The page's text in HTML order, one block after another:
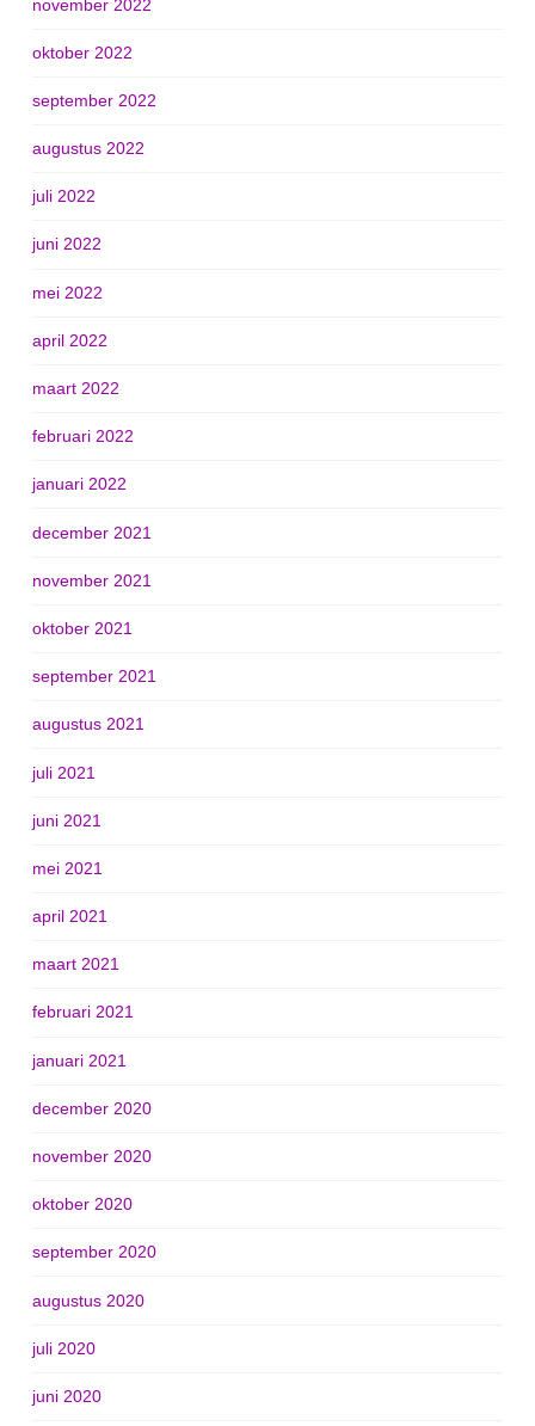
november 2022
oktober 2022
september 2022
augustus 2022
juli 2022
juni 2022
mei 2022
april 2022
maart 2022
februari 2022
januari 2022
december 2021
november 2021
oktober 2021
september 2021
augustus 2021
juli 2021
juni 2021
mei 2021
april 2021
maart 2021
februari 2021
januari 2021
december 2020
november 2020
oktober 2020
september 2020
augustus 2020
juli 2020
juni 2020